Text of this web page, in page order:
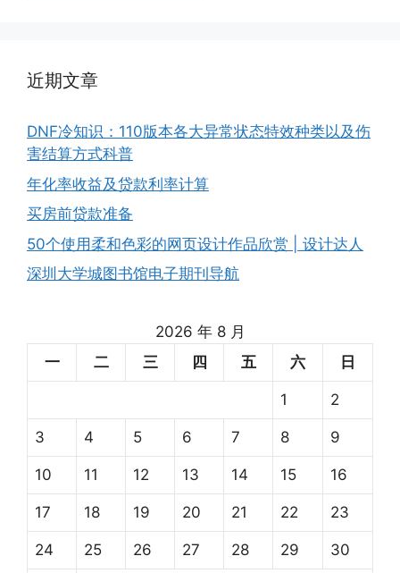
近期文章
DNF冷知识：110版本各大异常状态特效种类以及伤
害结算方式科普
年化率收益及贷款利率计算
买房前贷款准备
50个使用柔和色彩的网页设计作品欣赏 | 设计达人
深圳大学城图书馆电子期刊导航
2026 年 8 月
一
二 三 四 五 六 日
1 2
3 4 5 6 7 8 9
10 11 12 13 14 15 16
17 18 19 20 21 22 23
24 25 26 27 28 29 30